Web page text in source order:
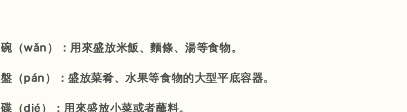
碗（wǎn）：用來盛放米飯、麵條、湯等食物。
盤（pán）：盛放菜肴、水果等食物的大型平底容器。
碟（dié）：用來盛放小菜或者蘸料。